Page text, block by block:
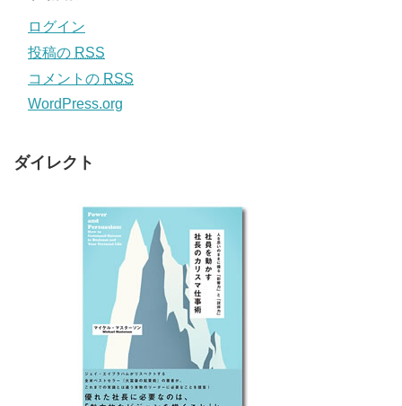
ログイン
投稿の RSS
コメントの RSS
WordPress.org
ダイレクト